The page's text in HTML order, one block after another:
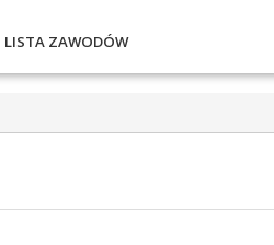
LISTA ZAWODÓW